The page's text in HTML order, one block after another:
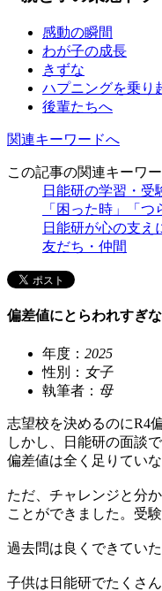
感動の瞬間
わが子の成長
きずな
ハプニングを乗り
後輩たちへ
関連キーワードへ
この記事の関連キーワ
日能研の学習・受
「困った時」「つ
日能研が心の支え
友だち・仲間
偏差値にとらわれすぎ
年度： 2025
性別： 女子
執筆者： 母
志望校を決めるのにR4
しかし、日能研の面談
偏差値は全く足りてい
ただ、チャレンジと分
ことができました。受
過去問は良くできてい
子供は日能研でたくさ